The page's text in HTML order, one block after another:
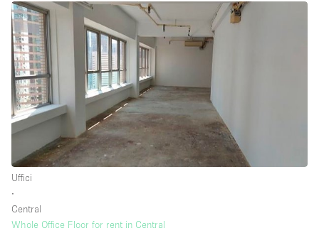
Uffici
∙
Central
Whole Office Floor for rent in Central